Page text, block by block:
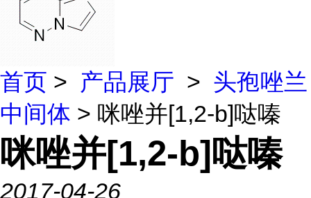
首页 > 产品展厅 > 头孢唑兰
中间体 > 咪唑并[1,2-b]哒嗪
咪唑并[1,2-b]哒嗪
2017-04-26